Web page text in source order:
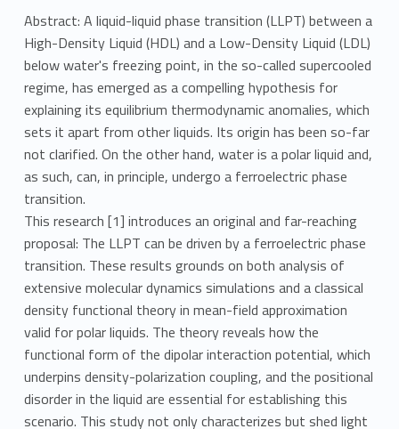
Abstract: A liquid-liquid phase transition (LLPT) between a
High-Density Liquid (HDL) and a Low-Density Liquid (LDL)
below water's freezing point, in the so-called supercooled
regime, has emerged as a compelling hypothesis for
explaining its equilibrium thermodynamic anomalies, which
sets it apart from other liquids. Its origin has been so-far
not clarified. On the other hand, water is a polar liquid and,
as such, can, in principle, undergo a ferroelectric phase
transition.
This research [1] introduces an original and far-reaching
proposal: The LLPT can be driven by a ferroelectric phase
transition. These results grounds on both analysis of
extensive molecular dynamics simulations and a classical
density functional theory in mean-field approximation
valid for polar liquids. The theory reveals how the
functional form of the dipolar interaction potential, which
underpins density-polarization coupling, and the positional
disorder in the liquid are essential for establishing this
scenario. This study not only characterizes but shed light